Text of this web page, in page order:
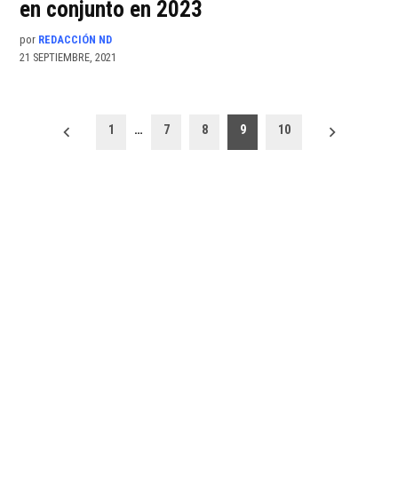
en conjunto en 2023
por REDACCIÓN ND
21 SEPTIEMBRE, 2021
Paginación
1 … 7 8 9 10